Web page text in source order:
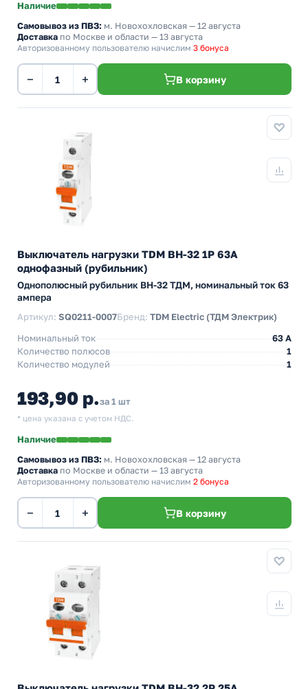
Наличие
Самовывоз из ПВЗ: м. Новохохловская — 12 августа
Доставка по Москве и области — 13 августа
Авторизованному пользователю начислим 3 бонуса
− + В корзину
Выключатель нагрузки TDM ВН-32 1P 63A
однофазный (рубильник)
Однополюсный рубильник BH-32 ТДМ, номинальный ток 63
ампера
Артикул: SQ0211-0007Бренд: TDM Electric (ТДМ Электрик)
Номинальный ток
63 A
Количество полюсов
1
Количество модулей
1
193,90 р.за 1 шт
* цена указана с учетом НДС.
Наличие
Самовывоз из ПВЗ: м. Новохохловская — 12 августа
Доставка по Москве и области — 13 августа
Авторизованному пользователю начислим 2 бонуса
− + В корзину